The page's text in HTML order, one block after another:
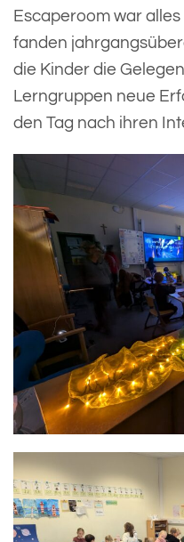
Escaperoom war
fanden
die Kinder die
Lerngruppen neue
den Tag nach ihren